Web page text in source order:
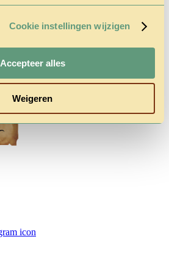
Cookie instellingen wijzigen
Accepteer alles
Weigeren